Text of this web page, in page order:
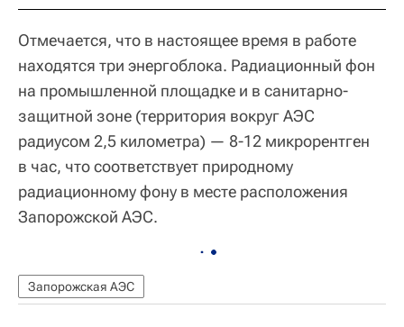
Отмечается, что в настоящее время в работе
находятся три энергоблока. Радиационный фон
на промышленной площадке и в санитарно-
защитной зоне (территория вокруг АЭС
радиусом 2,5 километра) — 8-12 микрорентген
в час, что соответствует природному
радиационному фону в месте расположения
Запорожской АЭС.
Запорожская АЭС